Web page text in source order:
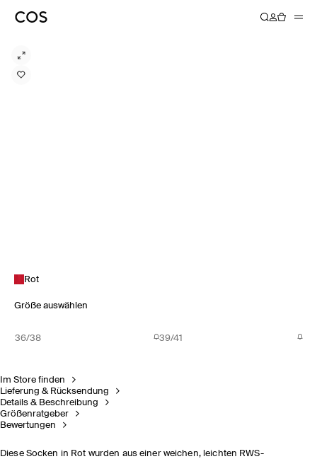
Rot
Größe auswählen
36/38 39/41
Im Store finden
Lieferung & Rücksendung
Details & Beschreibung
Größenratgeber
Bewertungen
Diese Socken in Rot wurden aus einer weichen, leichten RWS-